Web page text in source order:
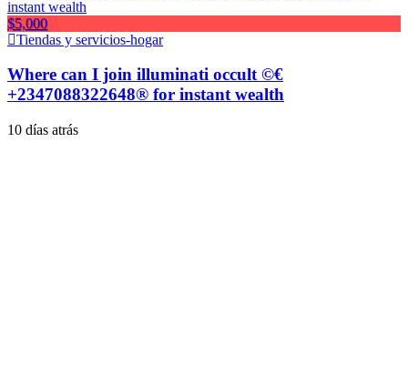
$5,000
Tiendas y servicios-hogar
Where can I join illuminati occult ©€
+2347088322648® for instant wealth
10 días atrás